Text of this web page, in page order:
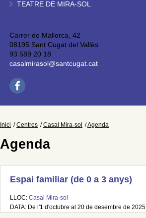
TEATRE DE MIRA-SOL
Carrer de Mallorca, 42
08195 Sant Cugat del Vallès
93 589 20 18
casalmirasol@santcugat.cat
Inici Centres Casal Mira-sol Agenda
Agenda
Espai familiar (de 0 a 3 anys)
LLOC: Casal Mira-sol
DATA: De l'1 d'octubre al 20 de desembre de 2025